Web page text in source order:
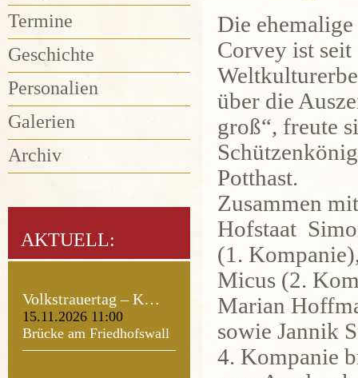
Termine
Geschichte
Personalien
Galerien
Archiv
AKTUELL:
Volkstrauertag – K…
15.11.2026 11:00
Brücke am Friedhofswall
Die
Corvey ist seit
über die
groß“, freute
Potthast.
Zusammen
Hofstaat
(1.
Micus (2.
Marian
sowie Jannik
4. Kompanie